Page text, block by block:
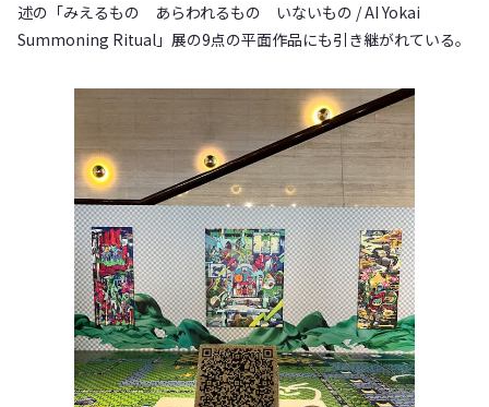
述の「みえるもの あらわれるもの いないもの / AI Yokai
Summoning Ritual」展の9点の平面作品にも引き継がれている。